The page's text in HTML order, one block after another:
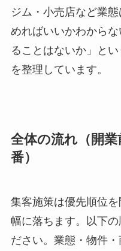
ジム・小売店など業
めればいいかわから
ることはないか」と
を整理しています。
全体の流れ（開
番）
集客施策は優先順位
幅に落ちます。以下
ださい。業態・物件